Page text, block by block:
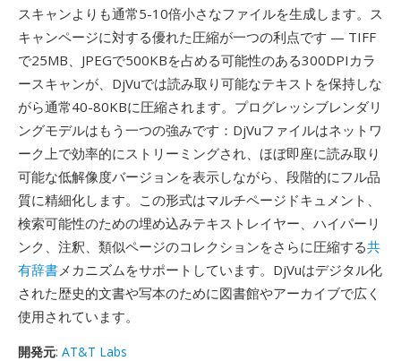
スキャンよりも通常5-10倍小さなファイルを生成します。ス
キャンページに対する優れた圧縮が一つの利点です — TIFF
で25MB、JPEGで500KBを占める可能性のある300DPIカラ
ースキャンが、DjVuでは読み取り可能なテキストを保持しな
がら通常40-80KBに圧縮されます。プログレッシブレンダリ
ングモデルはもう一つの強みです：DjVuファイルはネットワ
ーク上で効率的にストリーミングされ、ほぼ即座に読み取り
可能な低解像度バージョンを表示しながら、段階的にフル品
質に精細化します。この形式はマルチページドキュメント、
検索可能性のための埋め込みテキストレイヤー、ハイパーリ
ンク、注釈、類似ページのコレクションをさらに圧縮する共
有辞書メカニズムをサポートしています。DjVuはデジタル化
された歴史的文書や写本のために図書館やアーカイブで広く
使用されています。
開発元: AT&T Labs